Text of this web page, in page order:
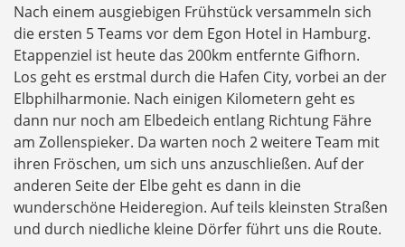
Nach einem ausgiebigen Frühstück versammeln sich
die ersten 5 Teams vor dem Egon Hotel in Hamburg.
Etappenziel ist heute das 200km entfernte Gifhorn.
Los geht es erstmal durch die Hafen City, vorbei an der
Elbphilharmonie. Nach einigen Kilometern geht es
dann nur noch am Elbedeich entlang Richtung Fähre
am Zollenspieker. Da warten noch 2 weitere Team mit
ihren Fröschen, um sich uns anzuschließen. Auf der
anderen Seite der Elbe geht es dann in die
wunderschöne Heideregion. Auf teils kleinsten Straßen
und durch niedliche kleine Dörfer führt uns die Route.